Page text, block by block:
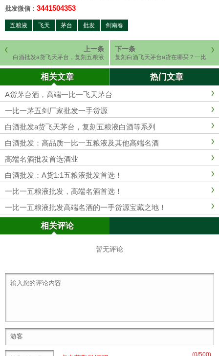
批发微信： 3441504353
五粮液 飞天 茅台 批发 剑南春
上一条
白酒批发a货飞天茅台，复刻五粮液
下一条
复刻白酒飞天茅台a货在哪买？一比
相关文章 热门文章
A货茅台酒，高端一比一飞天茅台
一比一茅五剑厂家批发一手货源
白酒批发a货飞天茅台，复刻五粮液白酒等系列
白酒批发：高品质一比一五粮液及其他高端名酒
高端名酒批发首选酒业
白酒批发：A货1:1五粮液批发首选！
一比一五粮液批发，高端名酒首选！
一比一五粮液批发高端名酒的一手货源宝藏之地！
相关评论
暂无评论
(0/500)